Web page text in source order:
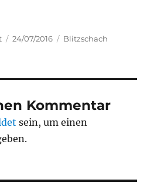
Veröffentlicht
24/07/2016 Kategorien
Blitzschach
Kommentar
sein, um einen